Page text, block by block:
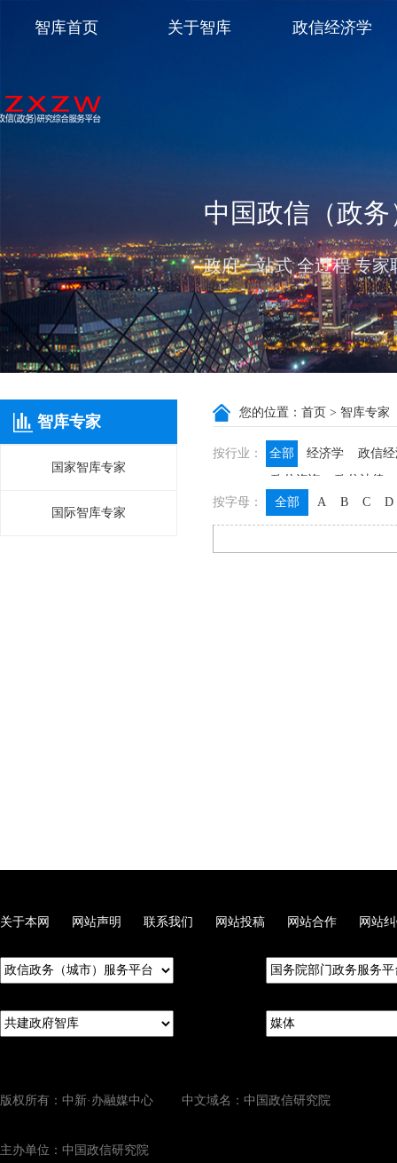
中国政信（政
政府一站式 全过程 专
智库首页 关于智库 政信经济学
智库专家
国家智库专家
国际智库专家
您的位置： 首页 > 智库专家
按行业： 全部 经济学
政信
政信咨询
政信法律
按字母：
全部 A B C D
关于本网 网站声明 联系我们 网站投稿 网站合作 网站
版权所有：中新·办融媒中心 中文域名：中国政信研究院
主办单位：中国政信研究院